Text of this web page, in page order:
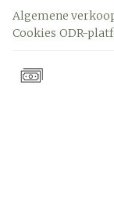
Algemene
Cookies ODR-